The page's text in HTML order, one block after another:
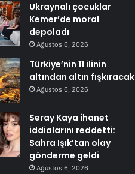
Ukraynalı çocuklar
Kemer’de moral
depoladı
Ağustos 6, 2026
Türkiye’nin 11 ilinin
altından altın fışkıracak
Ağustos 6, 2026
Seray Kaya ihanet
iddialarını reddetti:
Sahra Işık’tan olay
gönderme geldi
Ağustos 6, 2026